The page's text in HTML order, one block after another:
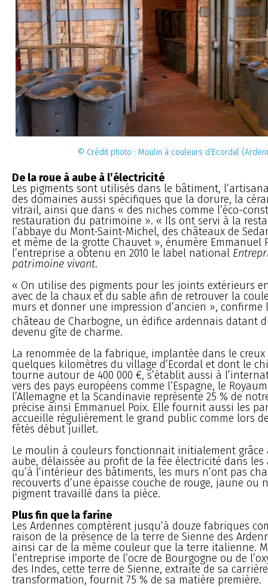
© Crédit photo : Moulin à couleurs d’Ecordal
De la roue à aube à l’électricité
Les pigments sont utilisés dans le bâtiment,
des domaines aussi spécifiques que la dorure, la
vitrail, ainsi que dans « des niches comme l’éco-
restauration du patrimoine ». « Ils ont servi à la
l’abbaye du Mont-Saint-Michel, des châteaux de
et même de la grotte Chauvet », énumère Emmanuel
l’entreprise a obtenu en 2010 le label national
patrimoine vivant.
« On utilise des pigments pour les joints extérieurs
avec de la chaux et du sable afin de retrouver la
murs et donner une impression d’ancien »,
château de Charbogne, un édifice ardennais datant
devenu gîte de charme.
La renommée de la fabrique, implantée dans le
quelques kilomètres du village d’Ecordal et dont le
tourne autour de 400 000 €, s’établit aussi à
vers des pays européens comme l’Espagne, le
l’Allemagne et la Scandinavie représente 25 % de
précise ainsi Emmanuel Poix. Elle fournit aussi les
accueille régulièrement le grand public comme lors
fêtés début juillet.
Le moulin à couleurs fonctionnait initialement grâce
aube, délaissée au profit de la fée électricité dans les
qu’à l’intérieur des bâtiments, les murs n’ont pas
recouverts d’une épaisse couche de rouge, jaune ou
pigment travaillé dans la pièce.
Plus fin que la farine
Les Ardennes comptèrent jusqu’à douze fabriques
raison de la présence de la terre de Sienne des
ainsi car de la même couleur que la terre italienne.
l’entreprise importe de l’ocre de Bourgogne ou de
des Indes, cette terre de Sienne, extraite de sa
transformation, fournit 75 % de sa matière première.